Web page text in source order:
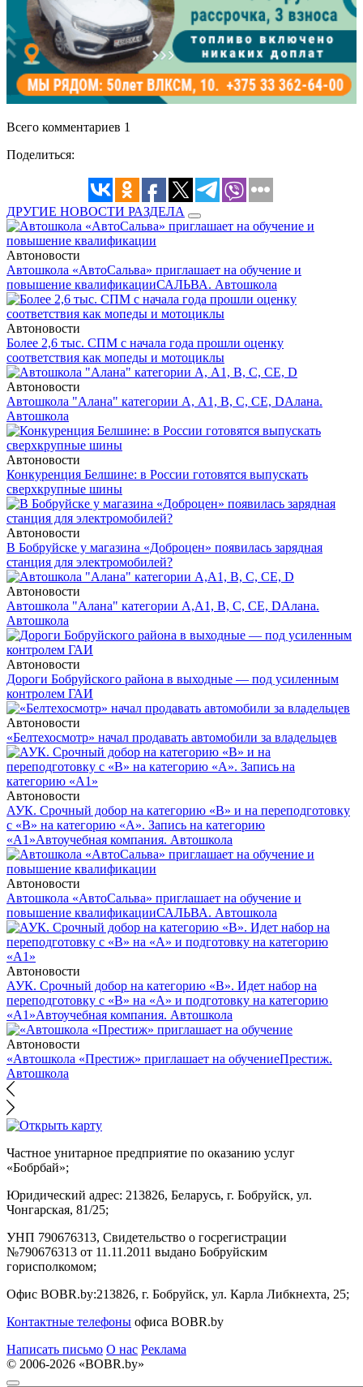
Всего комментариев 1
Поделиться:
ДРУГИЕ НОВОСТИ РАЗДЕЛА
Автоновости
Автошкола «АвтоСальва» приглашает на обучение и
повышение квалификацииСАЛЬВА. Автошкола
Автоновости
Более 2,6 тыс. СПМ с начала года прошли оценку
соответствия как мопеды и мотоциклы
Автоновости
Автошкола "Алана" категории А, А1, В, С, СЕ, DАлана.
Автошкола
Автоновости
Конкуренция Белшине: в России готовятся выпускать
сверхкрупные шины
Автоновости
В Бобруйске у магазина «Доброцен» появилась зарядная
станция для электромобилей?
Автоновости
Автошкола "Алана" категории А,А1, В, С, СЕ, DАлана.
Автошкола
Автоновости
Дороги Бобруйского района в выходные — под усиленным
контролем ГАИ
Автоновости
«Белтехосмотр» начал продавать автомобили за владельцев
Автоновости
АУК. Срочный добор на категорию «В» и на переподготовку
с «В» на категорию «А». Запись на категорию
«А1»Автоучебная компания. Автошкола
Автоновости
Автошкола «АвтоСальва» приглашает на обучение и
повышение квалификацииСАЛЬВА. Автошкола
Автоновости
АУК. Срочный добор на категорию «В». Идет набор на
переподготовку с «В» на «А» и подготовку на категорию
«А1»Автоучебная компания. Автошкола
Автоновости
«Автошкола «Престиж» приглашает на обучениеПрестиж.
Автошкола
Частное унитарное предприятие по оказанию услуг
«Бобрбай»;
Юридический адрес: 213826, Беларусь, г. Бобруйск, ул.
Чонгарская, 81/25;
УНП 790676313, Свидетельство о госрегистрации
№790676313 от 11.11.2011 выдано Бобруйским
горисполкомом;
Офис BOBR.by:213826, г. Бобруйск, ул. Карла Либкнехта, 25;
Контактные телефоны офиса BOBR.by
Написать письмо О нас Реклама
© 2006-2026 «BOBR.by»